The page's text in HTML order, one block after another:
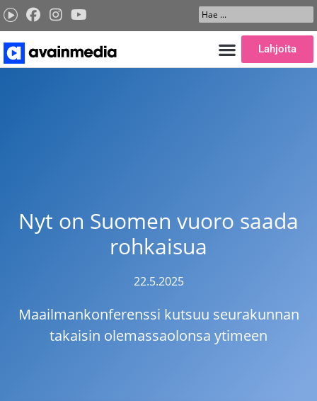
Siirry
sisältöön
Search
...
Lahjoita
Nyt on Suomen vuoro saada
rohkaisua
22.5.2025
Maailmankonferenssi kutsuu seurakunnan
takaisin olemassaolonsa ytimeen